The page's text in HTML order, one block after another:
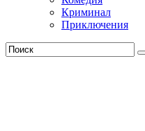
Криминал
Приключения